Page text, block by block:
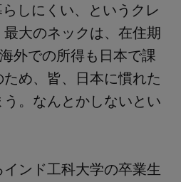
らしにくい、というクレ
大のネックは、在住期
外での所得も日本で課
め、皆、日本に慣れた
。なんとかしないとい
ンド工科大学の卒業生